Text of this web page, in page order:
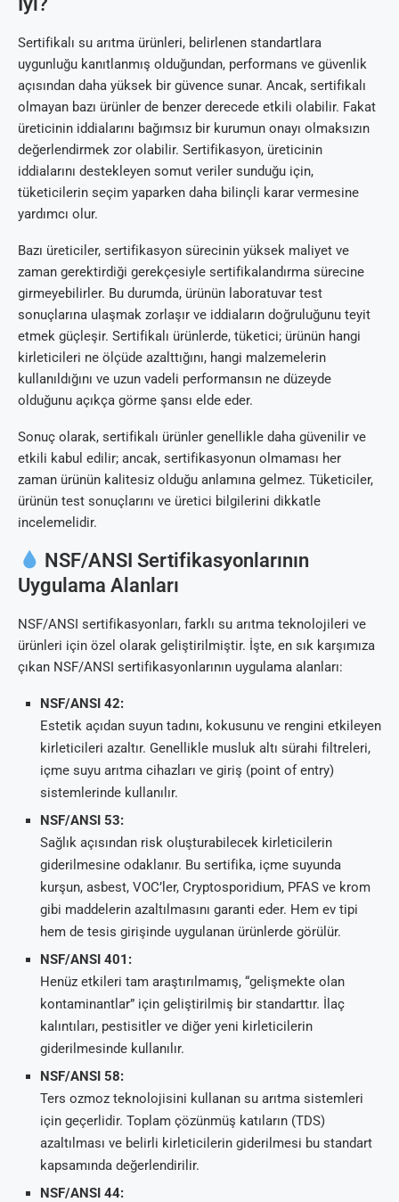
Sertifikalı su arıtma ürünleri, belirlenen standartlara
uygunluğu kanıtlanmış olduğundan, performans ve güvenlik
açısından daha yüksek bir güvence sunar. Ancak, sertifikalı
olmayan bazı ürünler de benzer derecede etkili olabilir. Fakat
üreticinin iddialarını bağımsız bir kurumun onayı olmaksızın
değerlendirmek zor olabilir. Sertifikasyon, üreticinin
iddialarını destekleyen somut veriler sunduğu için,
tüketicilerin seçim yaparken daha bilinçli karar vermesine
yardımcı olur.
Bazı üreticiler, sertifikasyon sürecinin yüksek maliyet ve
zaman gerektirdiği gerekçesiyle sertifikalandırma sürecine
girmeyebilirler. Bu durumda, ürünün laboratuvar test
sonuçlarına ulaşmak zorlaşır ve iddiaların doğruluğunu teyit
etmek güçleşir. Sertifikalı ürünlerde, tüketici; ürünün hangi
kirleticileri ne ölçüde azalttığını, hangi malzemelerin
kullanıldığını ve uzun vadeli performansın ne düzeyde
olduğunu açıkça görme şansı elde eder.
Sonuç olarak, sertifikalı ürünler genellikle daha güvenilir ve
etkili kabul edilir; ancak, sertifikasyonun olmaması her
zaman ürünün kalitesiz olduğu anlamına gelmez. Tüketiciler,
ürünün test sonuçlarını ve üretici bilgilerini dikkatle
incelemelidir.
NSF/ANSI Sertifikasyonlarının
Uygulama Alanları
NSF/ANSI sertifikasyonları, farklı su arıtma teknolojileri ve
ürünleri için özel olarak geliştirilmiştir. İşte, en sık karşımıza
çıkan NSF/ANSI sertifikasyonlarının uygulama alanları:
NSF/ANSI 42:
Estetik açıdan suyun tadını, kokusunu ve rengini etkileyen
kirleticileri azaltır. Genellikle musluk altı sürahi filtreleri,
içme suyu arıtma cihazları ve giriş (point of entry)
sistemlerinde kullanılır.
NSF/ANSI 53:
Sağlık açısından risk oluşturabilecek kirleticilerin
giderilmesine odaklanır. Bu sertifika, içme suyunda
kurşun, asbest, VOC’ler, Cryptosporidium, PFAS ve krom
gibi maddelerin azaltılmasını garanti eder. Hem ev tipi
hem de tesis girişinde uygulanan ürünlerde görülür.
NSF/ANSI 401:
Henüz etkileri tam araştırılmamış, “gelişmekte olan
kontaminantlar” için geliştirilmiş bir standarttır. İlaç
kalıntıları, pestisitler ve diğer yeni kirleticilerin
giderilmesinde kullanılır.
NSF/ANSI 58:
Ters ozmoz teknolojisini kullanan su arıtma sistemleri
için geçerlidir. Toplam çözünmüş katıların (TDS)
azaltılması ve belirli kirleticilerin giderilmesi bu standart
kapsamında değerlendirilir.
NSF/ANSI 44: